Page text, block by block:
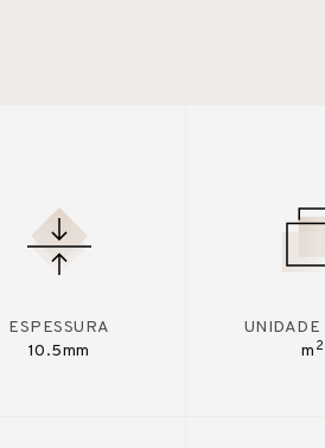
ESPESSURA
10.5mm
UNIDADE
m 2